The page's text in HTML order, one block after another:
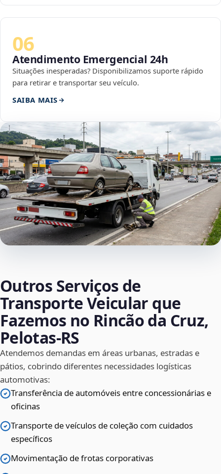
06
Atendimento Emergencial 24h
Situações inesperadas? Disponibilizamos suporte rápido
para retirar e transportar seu veículo.
SAIBA MAIS
Outros Serviços de
Transporte Veicular que
Fazemos no Rincão da Cruz,
Pelotas‑RS
Atendemos demandas em áreas urbanas, estradas e
pátios, cobrindo diferentes necessidades logísticas
automotivas:
Transferência de automóveis entre concessionárias e
oficinas
Transporte de veículos de coleção com cuidados
específicos
Movimentação de frotas corporativas